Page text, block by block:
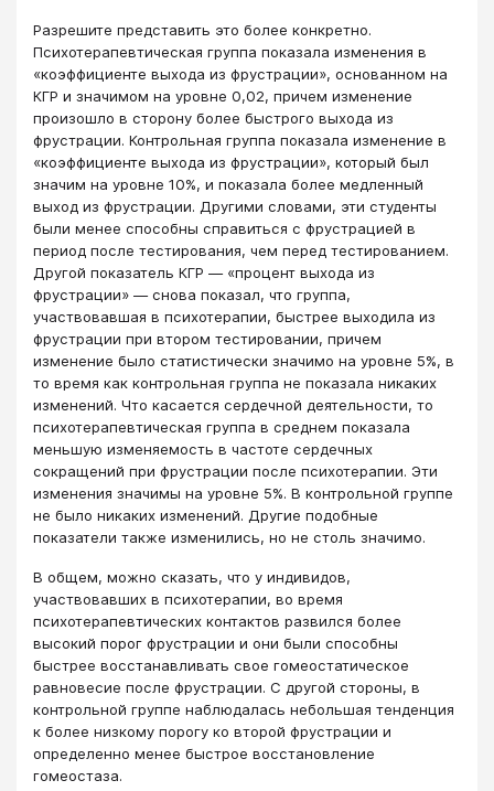
Разрешите представить это более конкретно.
Психотерапевтическая группа показала изменения в
«коэффициенте выхода из фрустрации», основанном на
КГР и значимом на уровне 0,02, причем изменение
произошло в сторону более быстрого выхода из
фрустрации. Контрольная группа показала изменение в
«коэффициенте выхода из фрустрации», который был
значим на уровне 10%, и показала более медленный
выход из фрустрации. Другими словами, эти студенты
были менее способны справиться с фрустрацией в
период после тестирования, чем перед тестированием.
Другой показатель КГР ― «процент выхода из
фрустрации» ― снова показал, что группа,
участвовавшая в психотерапии, быстрее выходила из
фрустрации при втором тестировании, причем
изменение было статистически значимо на уровне 5%, в
то время как контрольная группа не показала никаких
изменений. Что касается сердечной деятельности, то
психотерапевтическая группа в среднем показала
меньшую изменяемость в частоте сердечных
сокращений при фрустрации после психотерапии. Эти
изменения значимы на уровне 5%. В контрольной группе
не было никаких изменений. Другие подобные
показатели также изменились, но не столь значимо.
В общем, можно сказать, что у индивидов,
участвовавших в психотерапии, во время
психотерапевтических контактов развился более
высокий порог фрустрации и они были способны
быстрее восстанавливать свое гомеостатическое
равновесие после фрустрации. С другой стороны, в
контрольной группе наблюдалась небольшая тенденция
к более низкому порогу ко второй фрустрации и
определенно менее быстрое восстановление
гомеостаза.